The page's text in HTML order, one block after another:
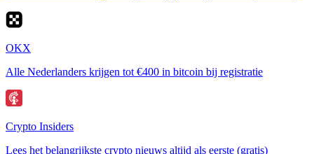
OKX
Alle Nederlanders krijgen tot €400 in bitcoin bij registratie
Crypto Insiders
Lees het belangrijkste crypto nieuws altijd als eerste (gratis)